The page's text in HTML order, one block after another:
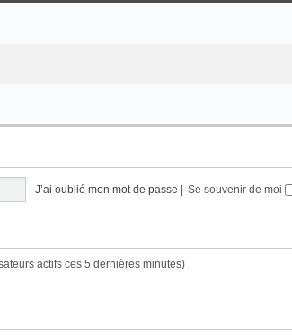
J’ai oublié mon mot de passe | Se souvenir de moi
actifs ces 5 dernières minutes)